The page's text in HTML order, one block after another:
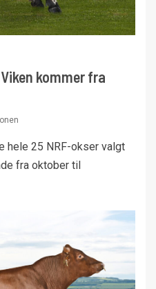
kommer fra
hele 25 NRF-okser valgt
fra oktober til